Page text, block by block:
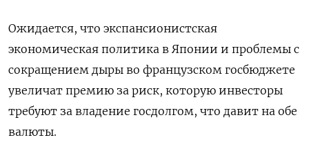
Ожидается, что экспансионистская
экономическая политика в Японии и проблемы с
сокращением дыры во французском госбюджете
увеличат премию за риск, которую инвесторы
требуют за владение госдолгом, что давит на обе
валюты.